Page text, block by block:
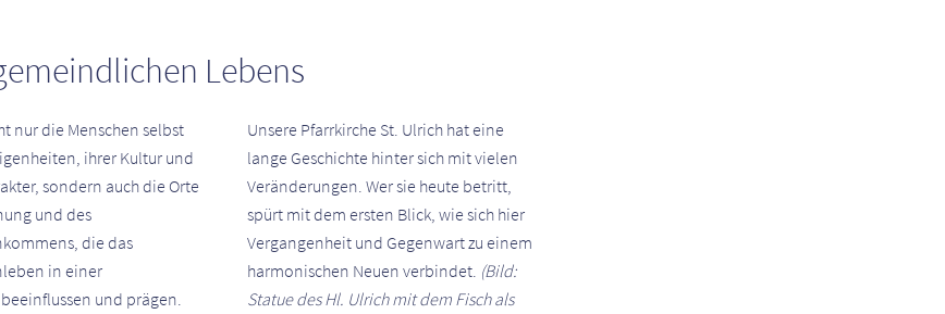
Lebens
nur die Menschen selbst
ihrer Kultur und
sondern auch die Orte
und des
die das
in einer
und prägen.
Unsere Pfarrkirche St. Ulrich hat eine
lange Geschichte hinter sich mit vielen
Veränderungen. Wer sie heute betritt,
spürt mit dem ersten Blick, wie sich hier
Vergangenheit und Gegenwart zu einem
harmonischen Neuen verbindet. (Bild:
Statue des Hl. Ulrich mit dem Fisch als